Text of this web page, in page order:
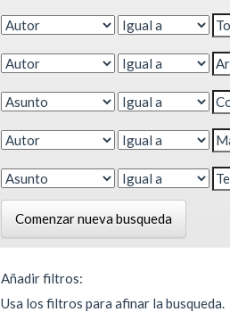
Comenzar nueva busqueda
Añadir filtros:
Usa los filtros para afinar la busqueda.